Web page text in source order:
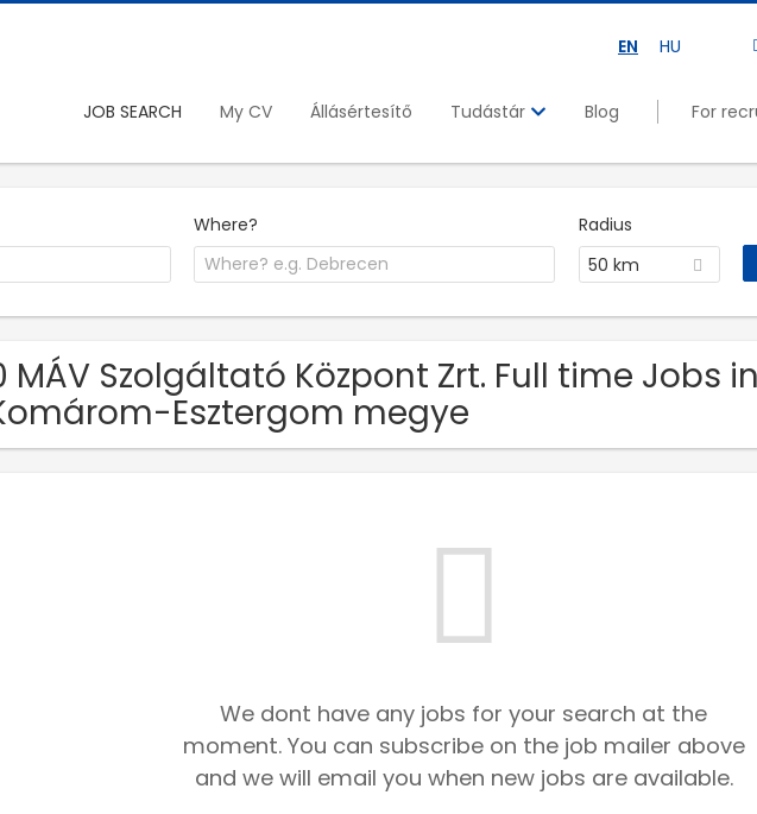
EN HU
JOB SEARCH My CV Állásértesítő Tudástár Blog For
Where?
Radius
50 km
MÁV Szolgáltató Központ Zrt. Full time Jobs in
Esztergom megye
We dont have any jobs for your search at the
moment. You can subscribe on the job mailer above
and we will email you when new jobs are available.